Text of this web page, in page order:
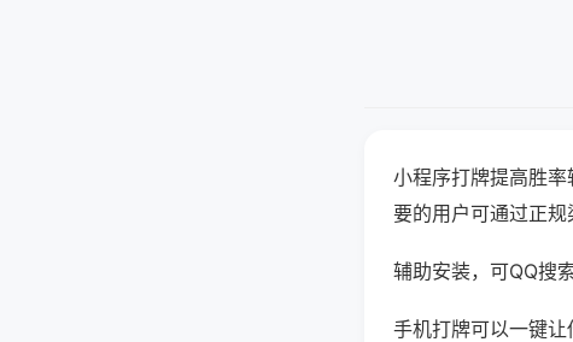
小程序打牌提高胜
要的用户可通过正规
辅助安装，可QQ搜
手机打牌可以一键